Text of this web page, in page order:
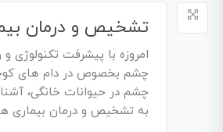
تشخیص و درمان
امروزه با پیشرفت
چشم بخصوص در دام های کوچک
چشم در حیوانات خانگی،
به تشخیص و درمان بیماری